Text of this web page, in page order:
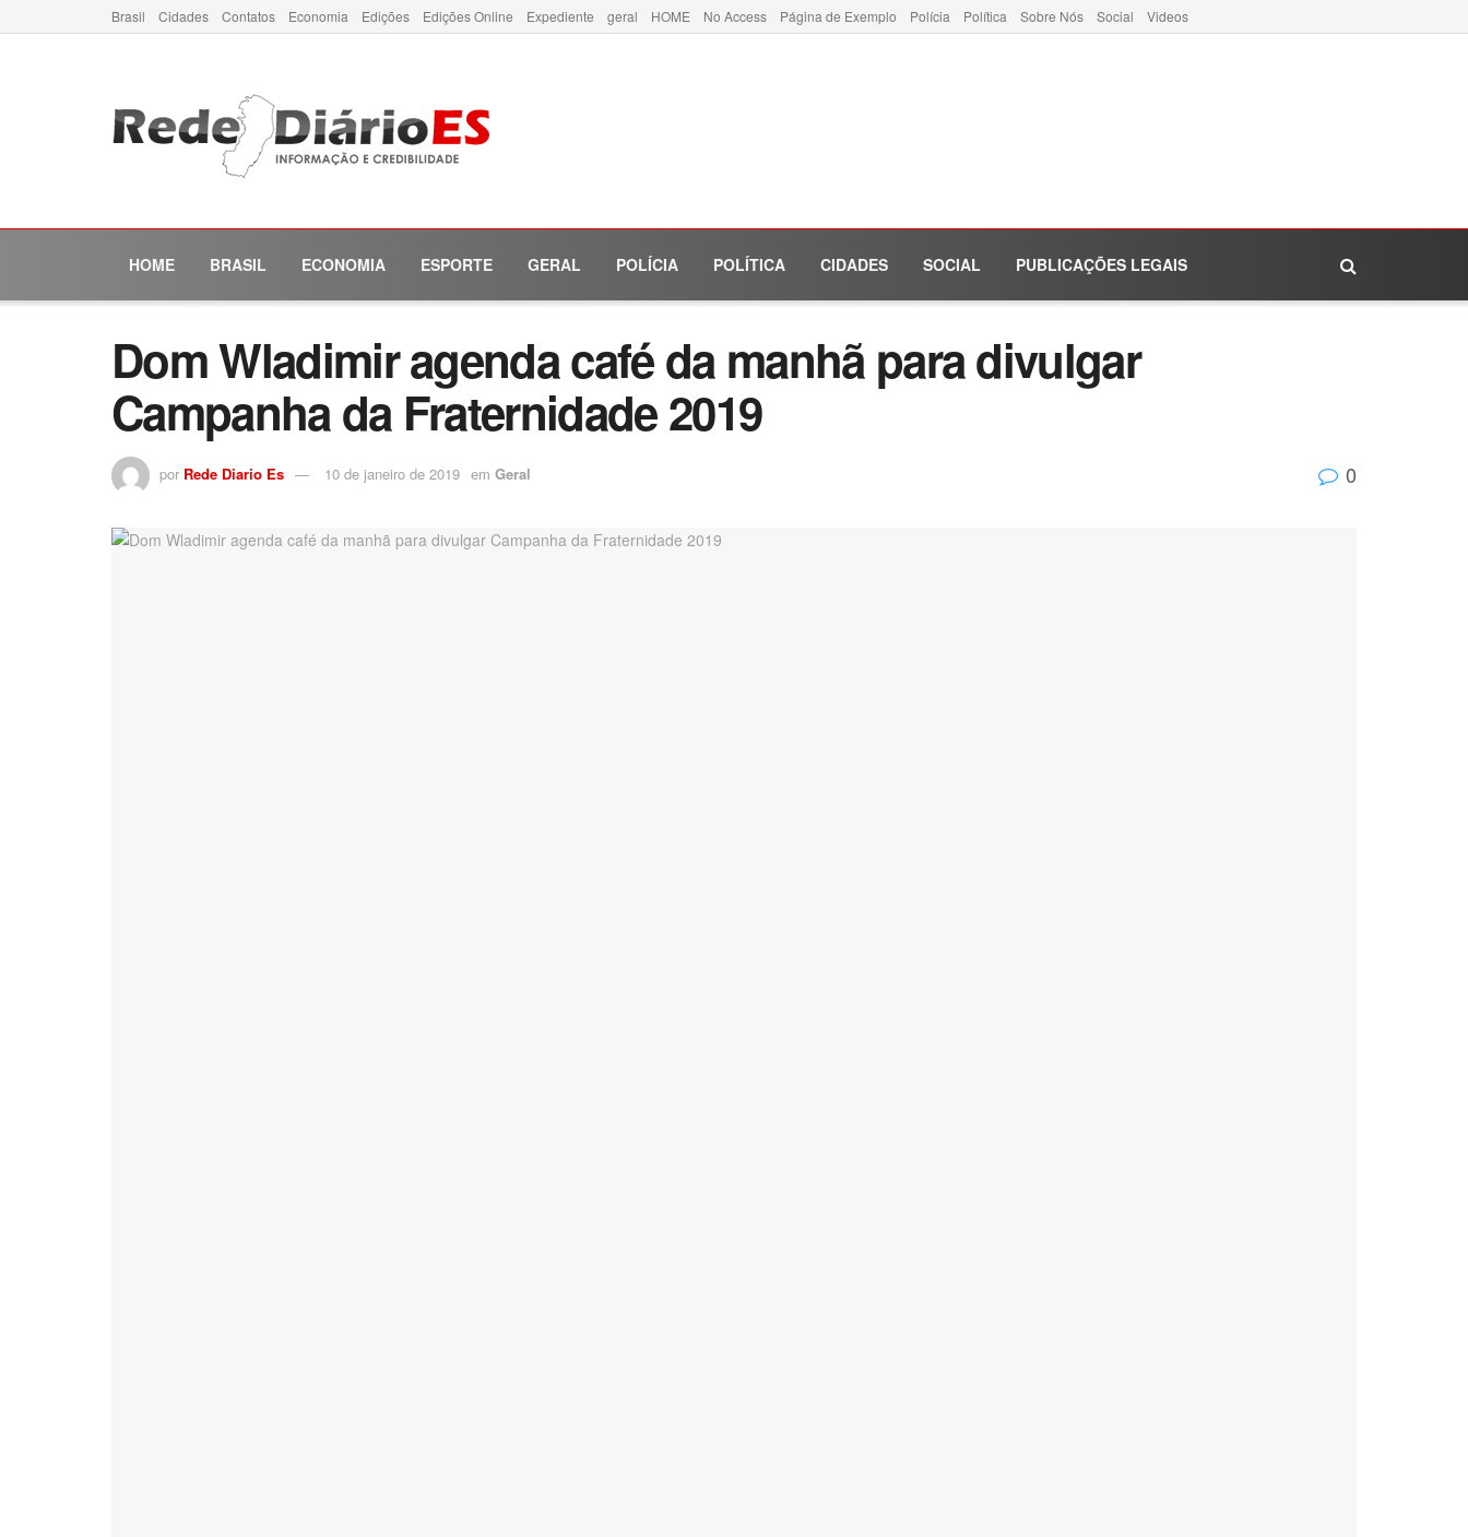
Brasil Cidades Contatos Economia Edições Edições Online Expediente geral HOME No Access Página de Exemplo Polícia Política Sobre Nós Social Videos
HOME BRASIL ECONOMIA ESPORTE GERAL POLÍCIA POLÍTICA CIDADES SOCIAL PUBLICAÇÕES LEGAIS
Dom Wladimir agenda café da manhã para divulgar
Campanha da Fraternidade 2019
por Rede Diario Es 10 de janeiro de 2019 em Geral 0